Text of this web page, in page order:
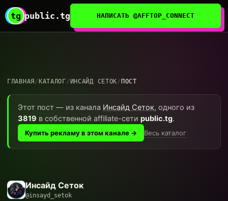
tg public.tg НАПИСАТЬ @AFFTOP_CONNECT
ГЛАВНАЯ / КАТАЛОГ/ ИНСАЙД СЕТОК/ ПОСТ
Этот пост — из канала Инсайд Сеток, одного из
3819 в собственной affiliate-сети public.tg.
Купить рекламу в этом канале → Весь каталог
Инсайд Сеток
@insayd_setok